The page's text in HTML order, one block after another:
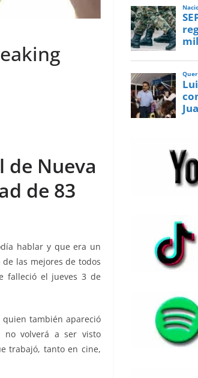
Nueva
de 83
hablar y que era un
las mejores de todos
falleció el jueves 3 de
también apareció
no volverá a ser visto
trabajó, tanto en cine,